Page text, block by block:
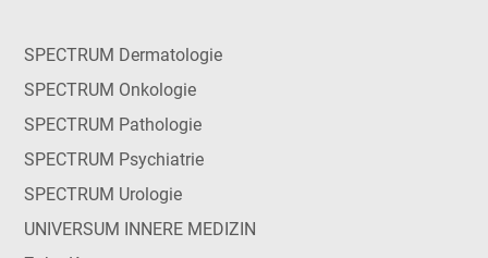
SPECTRUM Dermatologie
SPECTRUM Onkologie
SPECTRUM Pathologie
SPECTRUM Psychiatrie
SPECTRUM Urologie
UNIVERSUM INNERE MEDIZIN